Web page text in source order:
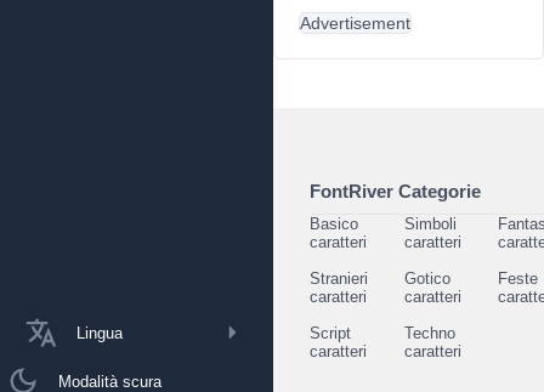
Lingua
Modalità scura
Advertisement
FontRiver Categorie
Basico
caratteri
Simboli
caratteri
Stranieri
caratteri
Gotico
caratteri
Feste
Script
caratteri
Techno
caratteri